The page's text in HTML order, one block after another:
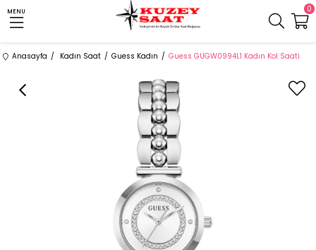
MENU 0
Anasayfa Kadın Saat Guess Kadın Guess GUGW0994L1 Kadın Kol Saati